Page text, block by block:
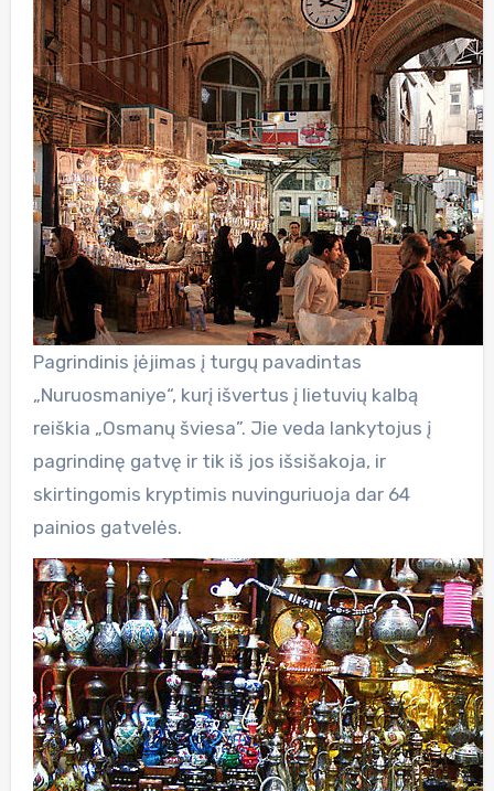
Pagrindinis įėjimas į turgų pavadintas
„Nuruosmaniye“, kurį išvertus į lietuvių kalbą
reiškia „Osmanų šviesa”. Jie veda lankytojus į
pagrindinę gatvę ir tik iš jos išsišakoja, ir
skirtingomis kryptimis nuvinguriuoja dar 64
painios gatvelės.